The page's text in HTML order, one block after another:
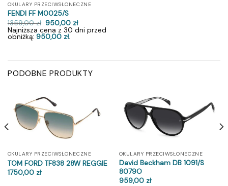
OKULARY PRZECIWSŁONECZNE
FENDI FF M0025/S
1359,00zł Pierwotna
cena
wynosiła:
1359,00 zł.
950,00 złAktualna
cena
wynosi:
Najniższa cena z 30 dni przed
obniżką: 950,00 zł.
PODOBNE PRODUKTY
OKULARY PRZECIWSŁONECZNE
TOM FORD TF838 28W REGGIE
1750,00 zł
OKULARY PRZECIWSŁONECZNE
David Beckham DB 1091/S
8079O
959,00 zł